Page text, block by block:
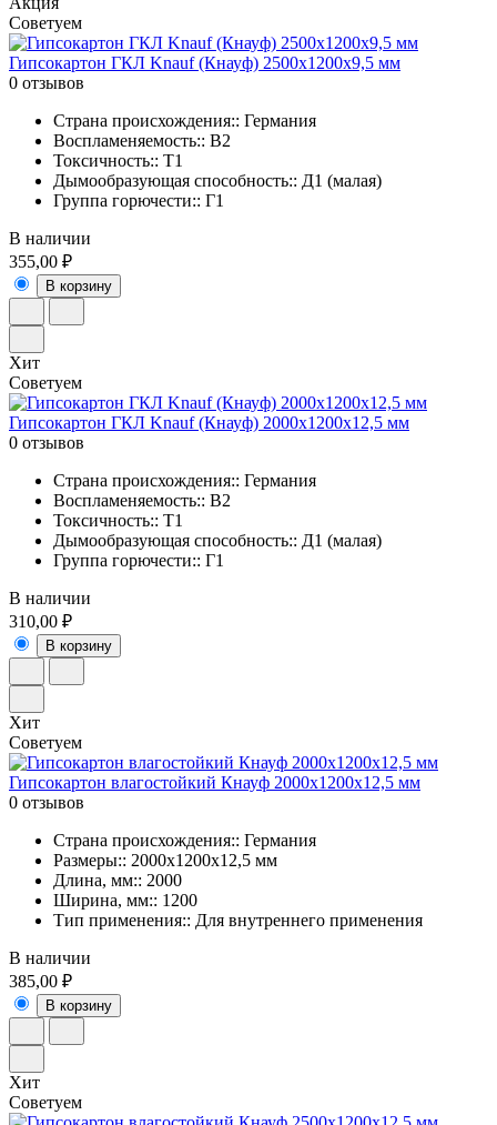
Советуем
Гипсокартон ГКЛ Knauf (Кнауф) 2500х1200х9,5 мм
0 отзывов
Страна происхождения:: Германия
Воспламеняемость:: В2
Токсичность:: Т1
Дымообразующая способность:: Д1 (малая)
Группа горючести:: Г1
В наличии
355,00 ₽
В корзину
Хит
Советуем
Гипсокартон ГКЛ Knauf (Кнауф) 2000х1200х12,5 мм
0 отзывов
Страна происхождения:: Германия
Воспламеняемость:: В2
Токсичность:: Т1
Дымообразующая способность:: Д1 (малая)
Группа горючести:: Г1
В наличии
310,00 ₽
В корзину
Хит
Советуем
Гипсокартон влагостойкий Кнауф 2000х1200х12,5 мм
0 отзывов
Страна происхождения:: Германия
Размеры:: 2000х1200х12,5 мм
Длина, мм:: 2000
Ширина, мм:: 1200
Тип применения:: Для внутреннего применения
В наличии
385,00 ₽
В корзину
Хит
Советуем